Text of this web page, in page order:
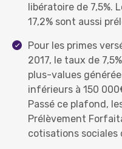
libératoire de 7,5%.
17,2% sont aussi
Pour les primes
2017, le taux de
plus-values
inférieurs à 150
Passé ce plafond,
Prélèvement
cotisations sociales